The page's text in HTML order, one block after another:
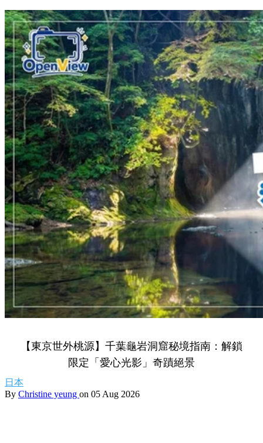
Share to Facebook